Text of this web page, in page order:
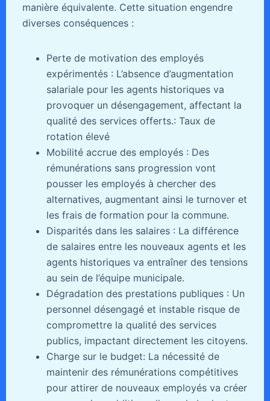
manière équivalente. Cette situation engendre
diverses conséquences :
Perte de motivation des employés
expérimentés : L’absence d’augmentation
salariale pour les agents historiques va
provoquer un désengagement, affectant la
qualité des services offerts.: Taux de
rotation élevé
Mobilité accrue des employés : Des
rémunérations sans progression vont
pousser les employés à chercher des
alternatives, augmentant ainsi le turnover et
les frais de formation pour la commune.
Disparités dans les salaires : La différence
de salaires entre les nouveaux agents et les
agents historiques va entraîner des tensions
au sein de l’équipe municipale.
Dégradation des prestations publiques : Un
personnel désengagé et instable risque de
compromettre la qualité des services
publics, impactant directement les citoyens.
Charge sur le budget: La nécessité de
maintenir des rémunérations compétitives
pour attirer de nouveaux employés va créer